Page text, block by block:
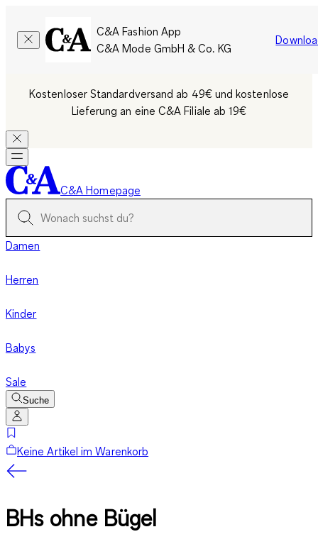
C&A Fashion App
C&A Mode GmbH & Co. KG
Kostenloser Standardversand ab 49€ und kostenlose
Lieferung an eine C&A Filiale ab 19€
C&A Homepage
Damen
Herren
Kinder
Babys
Sale
Suche
Keine Artikel im Warenkorb
BHs ohne Bügel